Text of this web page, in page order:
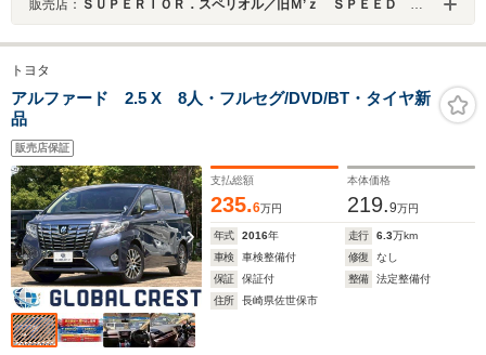
販売店： ＳＵＰＥＲＩＯＲ．スペリオル／旧Ｍ’ｚ ＳＰＥＥＤ 横浜
トヨタ
アルファード 2.5 X 8人・フルセグ/DVD/BT・タイヤ新
品
販売店保証
支払総額
235.6万円
本体価格
219.9万円
年式 2016年 走行 6.3万km
車検
車検整備付 修復
なし
保証
保証付 整備
法定整備付
住所
長崎県佐世保市